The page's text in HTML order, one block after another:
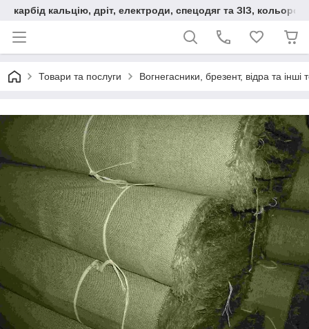
карбід кальцію, дріт, електроди, спецодяг та ЗІЗ,
Товари та послуги Вогнегасники, брезент, відра та